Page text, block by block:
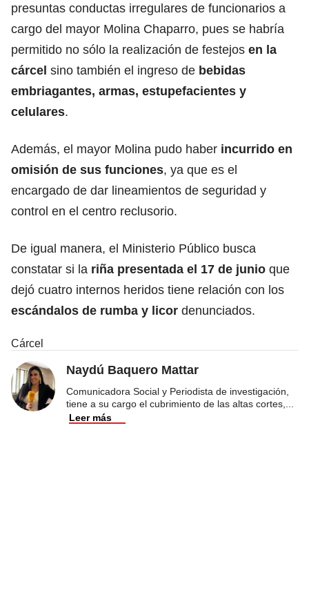
presuntas conductas irregulares de funcionarios a
cargo del mayor Molina Chaparro, pues se habría
permitido no sólo la realización de festejos en la
cárcel sino también el ingreso de bebidas
embriagantes, armas, estupefacientes y
celulares.
Además, el mayor Molina pudo haber incurrido en
omisión de sus funciones, ya que es el
encargado de dar lineamientos de seguridad y
control en el centro reclusorio.
De igual manera, el Ministerio Público busca
constatar si la riña presentada el 17 de junio que
dejó cuatro internos heridos tiene relación con los
escándalos de rumba y licor denunciados.
Cárcel
Naydú Baquero Mattar
Comunicadora Social y Periodista de investigación,
tiene a su cargo el cubrimiento de las altas cortes,
Leer más